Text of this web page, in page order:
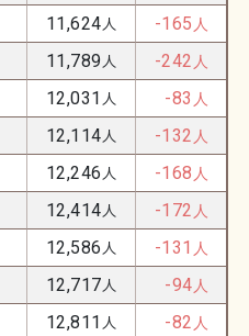
11,624人 -165 人
11,789人 -242 人
12,031 人 -83 人
12,114人 -132 人
12,246人 -168 人
12,414人 -172 人
12,586人 -131 人
12,717人 -94人
12,811 人 -82 人